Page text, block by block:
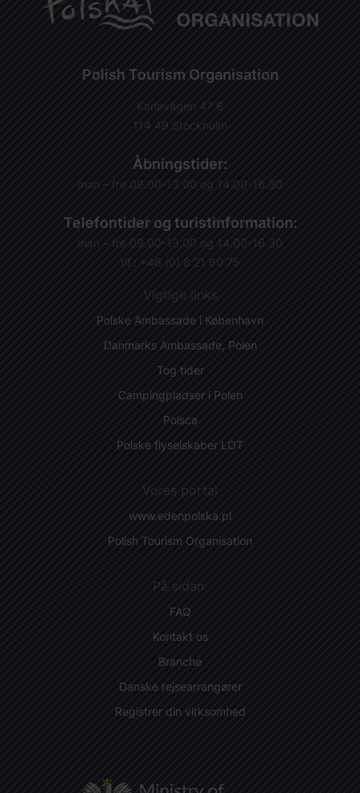
Polish Tourism Organisation
Karlavägen 47 B
114 49 Stockholm
Åbningstider:
man – fre 09.00-13.00 og 14.00-16.30
Telefontider og turistinformation:
man – fre 09.00-13.00 og 14.00-16.30
tlf.: +46 (0) 8 21 60 75
Vigtige links
Polske Ambassade i København
Danmarks Ambassade, Polen
Tog tider
Campingpladser i Polen
Polsca
Polske flyselskaber LOT
Vores portal
www.edenpolska.pl
Polish Tourism Organisation
På sidan:
FAQ
Kontakt os
Branche
Danske rejsearrangører
Registrer din virksomhed